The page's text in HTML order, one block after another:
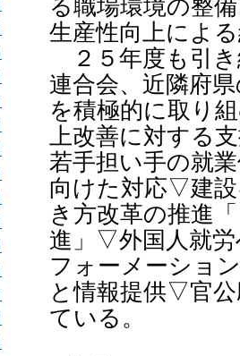
る職場環境の整
生産性向上によ
２５年度も引き
連合会、近隣府
を積極的に取り
上改善に対する
若手担い手の就
向けた対応▽建
き方改革の推進
進」▽外国人就
フォーメーショ
と情報提供▽官
ている。